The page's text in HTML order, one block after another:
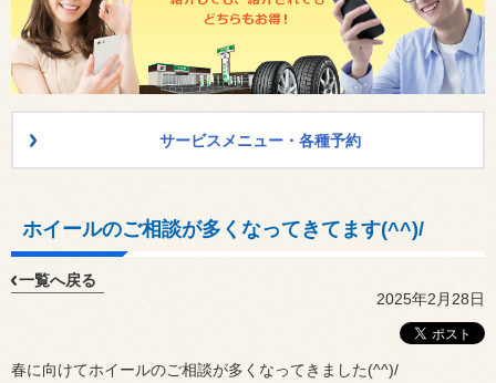
サービスメニュー・各種予約
ホイールのご相談が多くなってきてます(^^)/
一覧へ戻る
2025年2月28日
春に向けてホイールのご相談が多くなってきました(^^)/